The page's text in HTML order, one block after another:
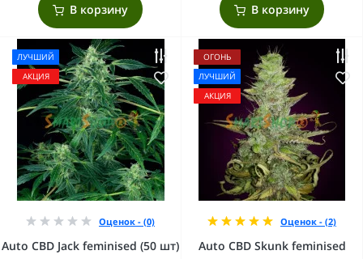
В корзину В корзину
ЛУЧШИЙ
АКЦИЯ
Оценок - (0)
Auto CBD Jack feminised (50 шт)
ОГОНЬ
ЛУЧШИЙ
АКЦИЯ
Оценок - (2)
Auto CBD Skunk feminised